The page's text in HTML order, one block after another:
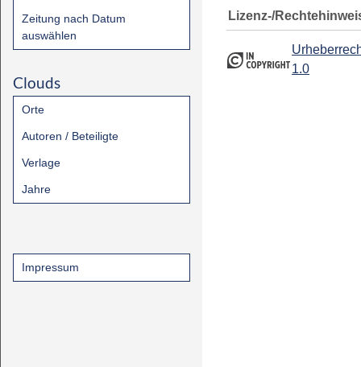
Zeitung nach Datum
auswählen
Clouds
Orte
Autoren / Beteiligte
Verlage
Jahre
Impressum
Lizenz-/
1.0